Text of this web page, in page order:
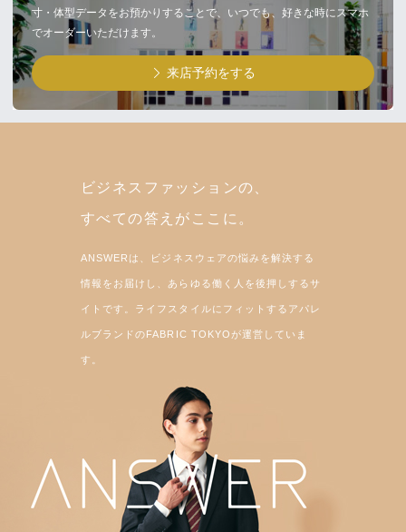
寸・体型データをお預かりすることで、いつでも、好きな時にスマホ
でオーダーいただけます。
来店予約をする
ビジネスファッションの、
すべての答えがここに。
ANSWERは、ビジネスウェアの悩みを解決する
情報をお届けし、あらゆる働く人を後押しするサ
イトです。ライフスタイルにフィットするアパレ
ルブランドのFABRIC TOKYOが運営していま
す。